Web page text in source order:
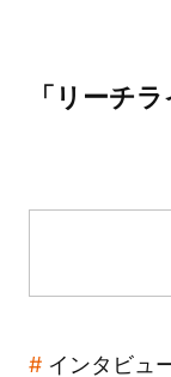
「リーチ
インタビュ